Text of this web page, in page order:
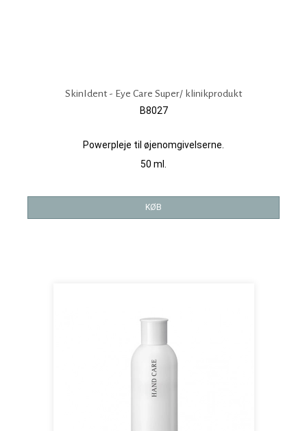
SkinIdent - Eye Care Super/ klinikprodukt
B8027
Powerpleje til øjenomgivelserne.
50 ml.
KØB